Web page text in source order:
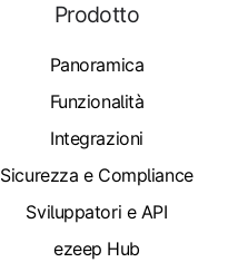
Prodotto
Panoramica
Funzionalità
Integrazioni
Sicurezza e Compliance
Sviluppatori e API
ezeep Hub